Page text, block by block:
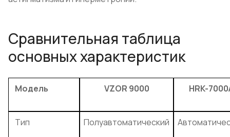
Сравнительная таблица
основных характеристик
Модель VZOR 9000 HRK-
Тип Полуавтоматический